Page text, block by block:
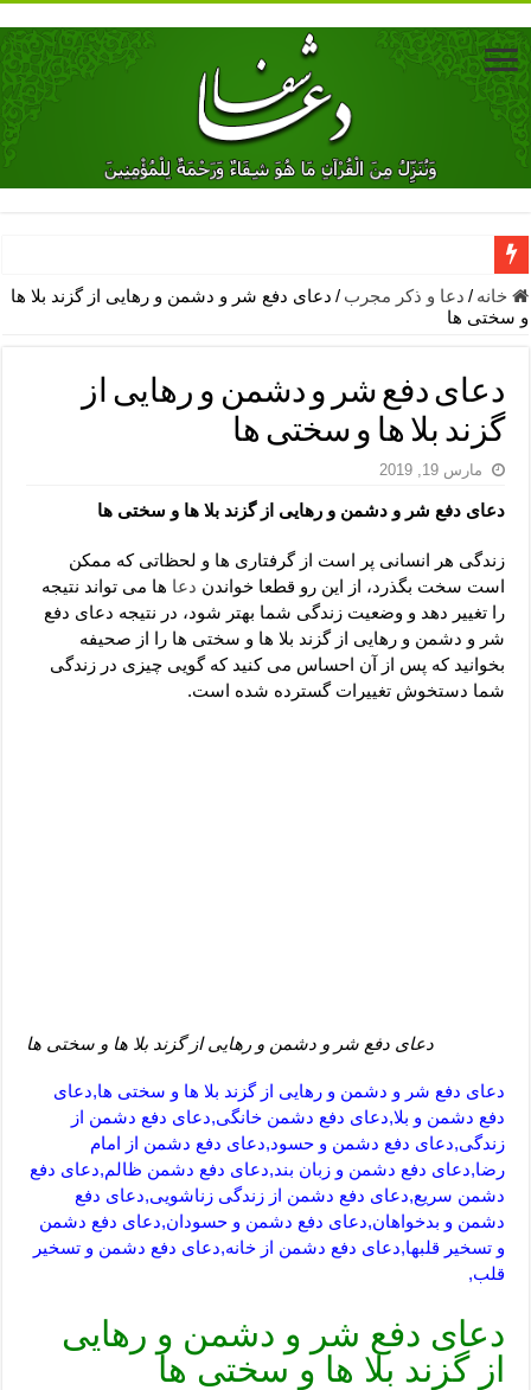
دعای جلب محبت فوری معشوق – دعای جلب محبت شوهر
معجزات دعای یا من اظهر الجمیل – دعای یا من اظهر الجمیل برای
مهم ترین اذکار الهی و فضیلت آن ها – ذکر مخصوص مستجاب الدعوه
دعا برای ترس بچه ها در خواب – دعای ترس و بی خوابی کودکان
لا حول ولا قوة الا بالله برای چشم زخم – دعای چشم زخم ماشاالله
دعای قوی رفع ترس – دعای مجرب برای آرامش قلب و رفع اضطراب
دعا برای پولدار شدن در یک روز – دعای ثروت حضرت سلیمان
خانه / دعا و ذکر مجرب / دعای دفع شر و دشمن و رهایی از گزند بلا ها
و سختی ها
دعای دفع شر و دشمن و رهایی از
گزند بلا ها و سختی ها
مارس 19, 2019
دعای دفع شر و دشمن و رهایی از گزند بلا ها و سختی ها
زندگی هر انسانی پر است از گرفتاری ها و لحظاتی که ممکن
است سخت بگذرد، از این رو قطعا خواندن دعا ها می تواند نتیجه
را تغییر دهد و وضعیت زندگی شما بهتر شود، در نتیجه دعای دفع
شر و دشمن و رهایی از گزند بلا ها و سختی ها را از صحیفه
بخوانید که پس از آن احساس می کنید که گویی چیزی در زندگی
شما دستخوش تغییرات گسترده شده است.
دعای دفع شر و دشمن و رهایی از گزند بلا ها و سختی ها
دعای دفع شر و دشمن و رهایی از گزند بلا ها و سختی ها,دعای
دفع دشمن و بلا,دعای دفع دشمن خانگی,دعای دفع دشمن از
زندگی,دعای دفع دشمن و حسود,دعای دفع دشمن از امام
رضا,دعای دفع دشمن و زبان بند,دعای دفع دشمن ظالم,دعای دفع
دشمن سریع,دعای دفع دشمن از زندگی زناشویی,دعای دفع
دشمن و بدخواهان,دعای دفع دشمن و حسودان,دعای دفع دشمن
و تسخیر قلبها,دعای دفع دشمن از خانه,دعای دفع دشمن و تسخیر
قلب,
دعای دفع شر و دشمن و رهایی
از گزند بلا ها و سختی ها